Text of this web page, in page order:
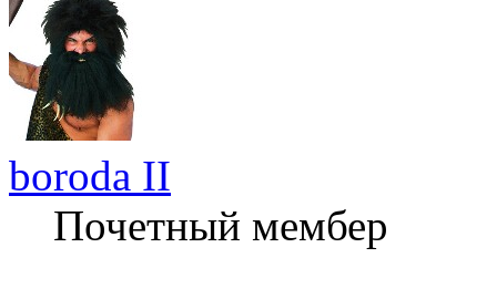
boroda II
Почетный мембер